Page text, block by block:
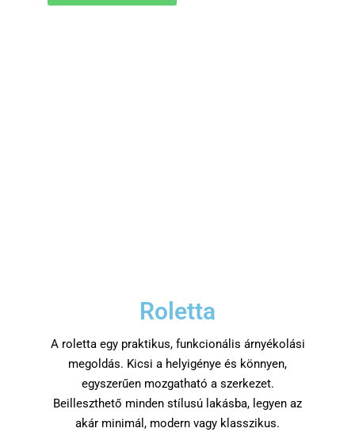
Roletta
A roletta egy praktikus, funkcionális árnyékolási
megoldás. Kicsi a helyigénye és könnyen,
egyszerűen mozgatható a szerkezet.
Beilleszthető minden stílusú lakásba, legyen az
akár minimál, modern vagy klasszikus.